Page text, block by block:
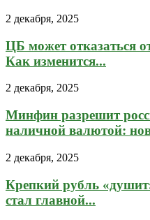
2 декабря, 2025
ЦБ может отказаться
Как изменится...
2 декабря, 2025
Минфин разрешит
наличной валютой:
2 декабря, 2025
Крепкий рубль
стал главной...